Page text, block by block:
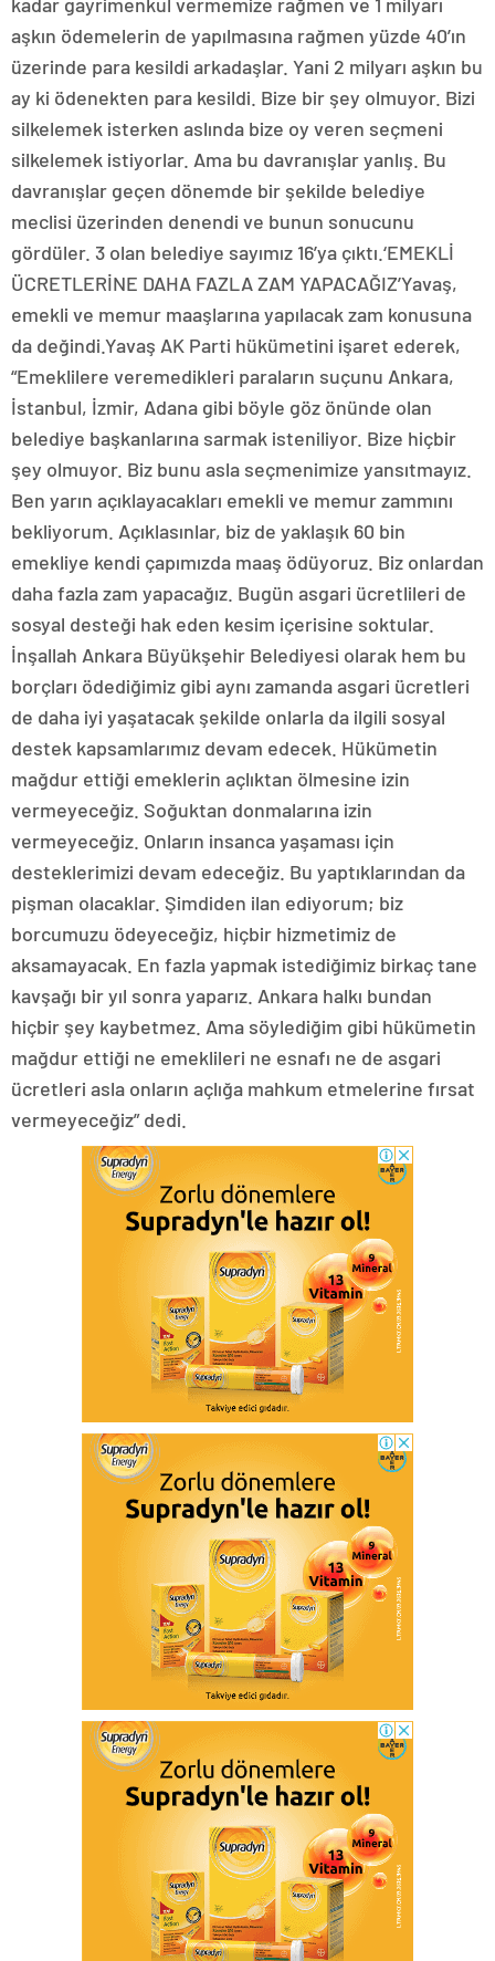
aşkın ödemelerin de yapılmasına rağmen yüzde 40’ın
üzerinde para kesildi arkadaşlar. Yani 2 milyarı aşkın bu
ay ki ödenekten para kesildi. Bize bir şey olmuyor. Bizi
silkelemek isterken aslında bize oy veren seçmeni
silkelemek istiyorlar. Ama bu davranışlar yanlış. Bu
davranışlar geçen dönemde bir şekilde belediye
meclisi üzerinden denendi ve bunun sonucunu
gördüler. 3 olan belediye sayımız 16’ya çıktı.‘EMEKLİ
ÜCRETLERİNE DAHA FAZLA ZAM YAPACAĞIZ’Yavaş,
emekli ve memur maaşlarına yapılacak zam konusuna
da değindi.Yavaş AK Parti hükümetini işaret ederek,
“Emeklilere veremedikleri paraların suçunu Ankara,
İstanbul, İzmir, Adana gibi böyle göz önünde olan
belediye başkanlarına sarmak isteniliyor. Bize hiçbir
şey olmuyor. Biz bunu asla seçmenimize yansıtmayız.
Ben yarın açıklayacakları emekli ve memur zammını
bekliyorum. Açıklasınlar, biz de yaklaşık 60 bin
emekliye kendi çapımızda maaş ödüyoruz. Biz onlardan
daha fazla zam yapacağız. Bugün asgari ücretlileri de
sosyal desteği hak eden kesim içerisine soktular.
İnşallah Ankara Büyükşehir Belediyesi olarak hem bu
borçları ödediğimiz gibi aynı zamanda asgari ücretleri
de daha iyi yaşatacak şekilde onlarla da ilgili sosyal
destek kapsamlarımız devam edecek. Hükümetin
mağdur ettiği emeklerin açlıktan ölmesine izin
vermeyeceğiz. Soğuktan donmalarına izin
vermeyeceğiz. Onların insanca yaşaması için
desteklerimizi devam edeceğiz. Bu yaptıklarından da
pişman olacaklar. Şimdiden ilan ediyorum; biz
borcumuzu ödeyeceğiz, hiçbir hizmetimiz de
aksamayacak. En fazla yapmak istediğimiz birkaç tane
kavşağı bir yıl sonra yaparız. Ankara halkı bundan
hiçbir şey kaybetmez. Ama söylediğim gibi hükümetin
mağdur ettiği ne emeklileri ne esnafı ne de asgari
ücretleri asla onların açlığa mahkum etmelerine fırsat
vermeyeceğiz” dedi.